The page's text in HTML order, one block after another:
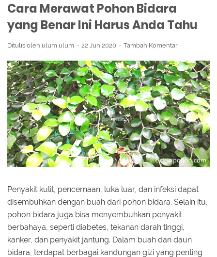
Cara Merawat Pohon Bidara
yang Benar Ini Harus Anda Tahu
Ditulis oleh ulum ulum 22 Jun 2020 Tambah Komentar
Penyakit kulit, pencernaan, luka luar, dan infeksi dapat
disembuhkan dengan buah dari pohon bidara. Selain itu,
pohon bidara juga bisa menyembuhkan penyakit
berbahaya, seperti diabetes, tekanan darah tinggi,
kanker, dan penyakit jantung. Dalam buah dan daun
bidara, terdapat berbagai kandungan gizi yang penting